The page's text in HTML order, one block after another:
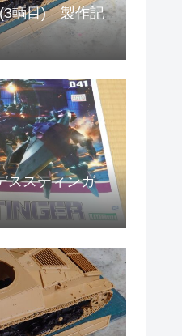
輌目) 製作記
スティンガ